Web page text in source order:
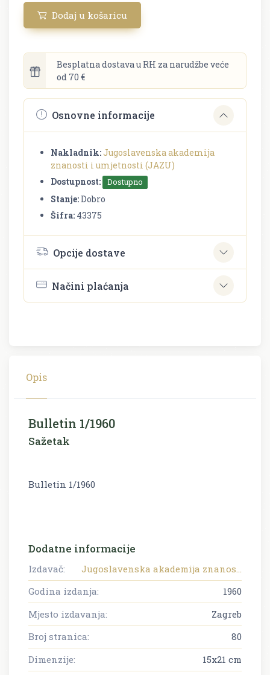
Dodaj u košaricu
Besplatna dostava u RH za narudžbe veće
od 70 €
Osnovne informacije
Nakladnik:Jugoslavenska akademija
znanosti i umjetnosti (JAZU)
Dostupnost:
Dostupno
Stanje:Dobro
Šifra: 43375
Opcije dostave
Načini plaćanja
Opis
Bulletin 1/1960
Sažetak
Bulletin 1/1960
Dodatne informacije
Izdavač:
Jugoslavenska akademija znanos...
Godina izdanja:
1960
Mjesto izdavanja:
Zagreb
Broj stranica:
80
Dimenzije:
15x21 cm